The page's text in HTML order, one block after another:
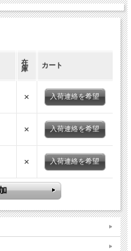
在
庫
カート
× 入荷連絡を希望
× 入荷連絡を希望
× 入荷連絡を希望